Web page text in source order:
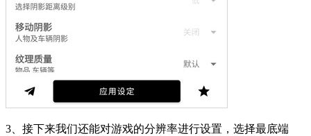
3、接下来我们还能对游戏的分辨率进行设置，选择最底端